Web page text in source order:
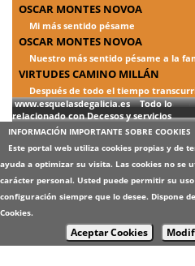
OSCAR MONTES NOVOA
Mi más sentido pésame
OSCAR MONTES NOVOA
Nuestro más sentido pésame a la
VIRTUDES CAMINO MILLÁN
Después de todo el tiempo
www.esquelasdegalicia.es Todo lo
relacionado con Decesos y servicios
INFORMACIÓN IMPORTANTE SOBRE COOKIES
Este portal web utiliza cookies propias y de
ayuda a optimizar su visita. Las cookies no se
carácter personal. Usted puede permitir su
configuración siempre que lo desee. Dispone
Cookies.